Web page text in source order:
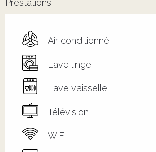
Prestations
Air conditionné
Lave linge
Lave vaisselle
Télévision
WiFi